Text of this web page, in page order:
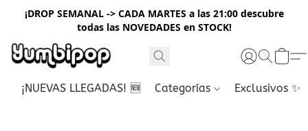
¡DROP SEMANAL -> CADA MARTES a las 21:00 descubre
todas las NOVEDADES en STOCK!
¡NUEVAS LLEGADAS! 🆕 Categorías Exclusivos ✨